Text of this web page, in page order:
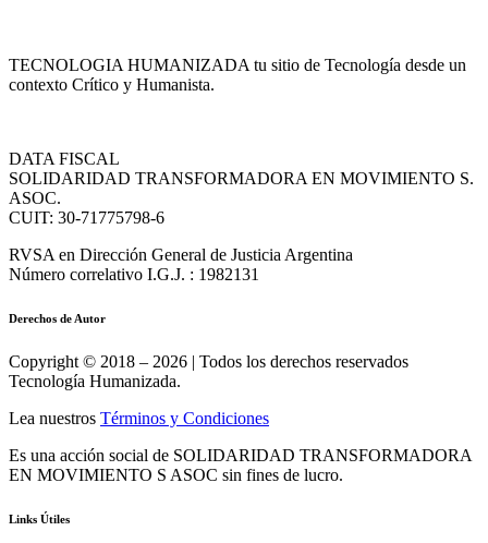
TECNOLOGIA HUMANIZADA tu sitio de Tecnología desde un
contexto Crítico y Humanista.
DATA FISCAL
SOLIDARIDAD TRANSFORMADORA EN MOVIMIENTO S.
ASOC.
CUIT: 30-71775798-6
RVSA en Dirección General de Justicia Argentina
Número correlativo I.G.J. : 1982131
Derechos de Autor
Copyright © 2018 – 2026 | Todos los derechos reservados
Tecnología Humanizada.
Lea nuestros Términos y Condiciones
Es una acción social de SOLIDARIDAD TRANSFORMADORA
EN MOVIMIENTO S ASOC sin fines de lucro.
Links Útiles